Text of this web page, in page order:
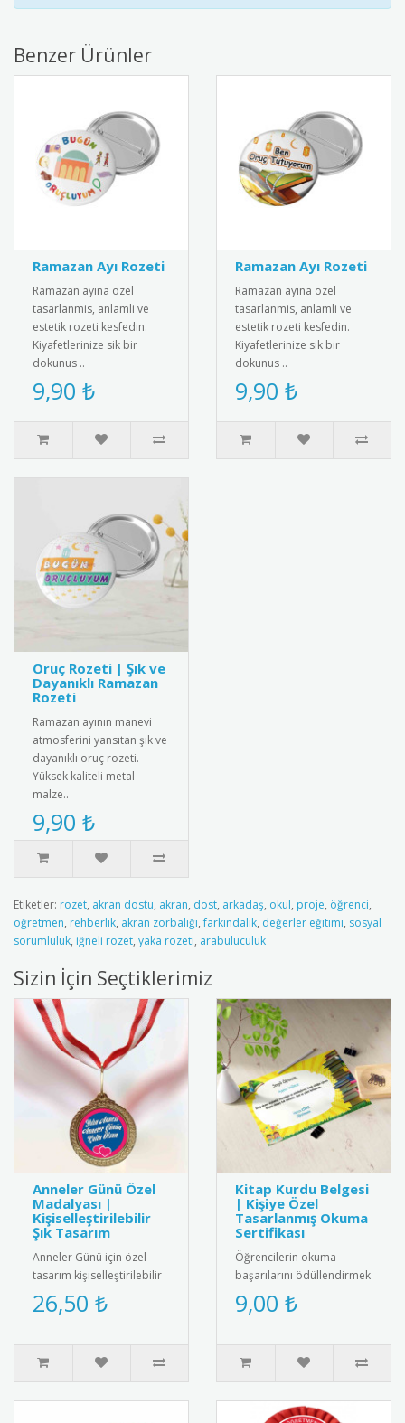
Benzer Ürünler
Ramazan Ayı Rozeti
Ramazan ayina ozel
tasarlanmis, anlamli ve
estetik rozeti kesfedin.
Kiyafetlerinize sik bir
dokunus ..
9,90 ₺
Ramazan Ayı Rozeti
Ramazan ayina ozel
tasarlanmis, anlamli ve
estetik rozeti kesfedin.
Kiyafetlerinize sik bir
dokunus ..
9,90 ₺
Oruç Rozeti | Şık ve
Dayanıklı Ramazan
Rozeti
Ramazan ayının manevi
atmosferini yansıtan şık ve
dayanıklı oruç rozeti.
Yüksek kaliteli metal
malze..
9,90 ₺
Etiketler: rozet, akran dostu, akran, dost, arkadaş, okul, proje, öğrenci,
öğretmen, rehberlik, akran zorbalığı,farkındalık, değerler eğitimi, sosyal
sorumluluk, iğneli rozet, yaka rozeti, arabuluculuk
Sizin İçin Seçtiklerimiz
Anneler Günü Özel
Madalyası |
Kişiselleştirilebilir
Şık Tasarım
Anneler Günü için özel
tasarım kişiselleştirilebilir
madalya. Kaliteli metal ve
renkli kurdele ile ü..
26,50 ₺
Kitap Kurdu Belgesi
| Kişiye Özel
Tasarlanmış Okuma
Sertifikası
Öğrencilerin okuma
başarılarını ödüllendirmek
için özel tasarlanmış kitap
kurdu belgeleri. Kişiye öz..
9,00 ₺